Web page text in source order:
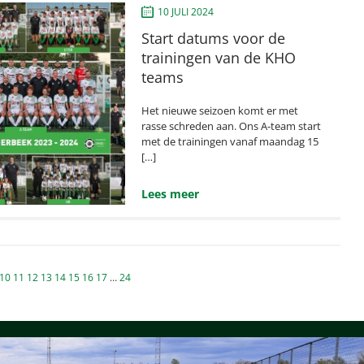
10 JULI 2024
Start datums voor de
trainingen van de KHO
teams
Het nieuwe seizoen komt er met
rasse schreden aan. Ons A-team start
met de trainingen vanaf maandag 15
[…]
Lees meer
10 11 12 13 14 15 16 17 …24